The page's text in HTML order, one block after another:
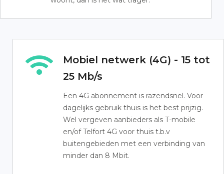
Mobiel netwerk (4G) - 15 tot
25 Mb/s
Een 4G abonnement is razendsnel. Voor
dagelijks gebruik thuis is het best prijzig.
Wel vergeven aanbieders als T-mobile
en/of Telfort 4G voor thuis t.b.v
buitengebieden met een verbinding van
minder dan 8 Mbit.